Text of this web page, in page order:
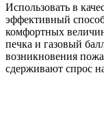
Использовать в
эффективный
комфортных
печка и газовый
возникновения
сдерживают спрос